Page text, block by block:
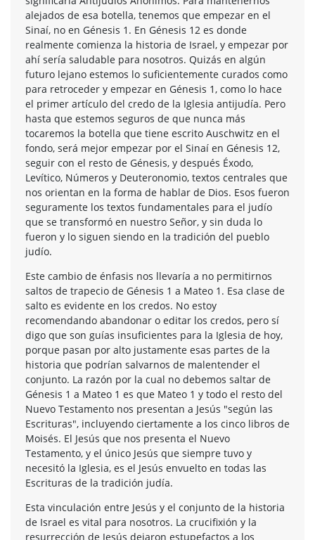
alejados de esa botella, tenemos que empezar en el
Sinaí, no en Génesis 1. En Génesis 12 es donde
realmente comienza la historia de Israel, y empezar por
ahí sería saludable para nosotros. Quizás en algún
futuro lejano estemos lo suficientemente curados como
para retroceder y empezar en Génesis 1, como lo hace
el primer artículo del credo de la Iglesia antijudía. Pero
hasta que estemos seguros de que nunca más
tocaremos la botella que tiene escrito Auschwitz en el
fondo, será mejor empezar por el Sinaí en Génesis 12,
seguir con el resto de Génesis, y después Éxodo,
Levítico, Números y Deuteronomio, textos centrales que
nos orientan en la forma de hablar de Dios. Esos fueron
seguramente los textos fundamentales para el judío
que se transformó en nuestro Señor, y sin duda lo
fueron y lo siguen siendo en la tradición del pueblo
judío.
Este cambio de énfasis nos llevaría a no permitirnos
saltos de trapecio de Génesis 1 a Mateo 1. Esa clase de
salto es evidente en los credos. No estoy
recomendando abandonar o editar los credos, pero sí
digo que son guías insuficientes para la Iglesia de hoy,
porque pasan por alto justamente esas partes de la
historia que podrían salvarnos de malentender el
conjunto. La razón por la cual no debemos saltar de
Génesis 1 a Mateo 1 es que Mateo 1 y todo el resto del
Nuevo Testamento nos presentan a Jesús "según las
Escrituras", incluyendo ciertamente a los cinco libros de
Moisés. El Jesús que nos presenta el Nuevo
Testamento, y el único Jesús que siempre tuvo y
necesitó la Iglesia, es el Jesús envuelto en todas las
Escrituras de la tradición judía.
Esta vinculación entre Jesús y el conjunto de la historia
de Israel es vital para nosotros. La crucifixión y la
resurrección de Jesús dejaron estupefactos a los